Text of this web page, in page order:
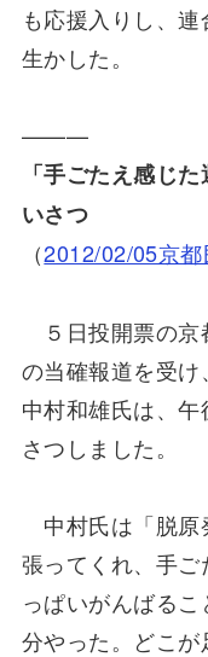
も応援入りし、
生かした。
———
「手ごたえ感じ
いさつ
（2012/02/05京都
５日投開票の京
の当確報道を受
中村和雄氏は、
さつしました。
中村氏は「脱原
張ってくれ、手
っぱいがんばる
分やった。どこが